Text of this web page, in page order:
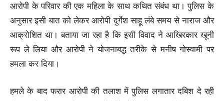
आरोपी के परिवार की एक महिला के साथ कथित संबंध था। पुलिस के
अनुसार इसी बात को लेकर आरोपी दुर्गेश साहू लंबे समय से नाराज और
आक्रोशित था। बताया जा रहा है कि इसी विवाद ने आखिरकार खूनी
रूप ले लिया और आरोपी ने योजनाबद्ध तरीके से मनीष गोस्वामी पर
हमला कर दिया।
हमले के बाद फरार आरोपी की तलाश में पुलिस लगातार दबिश दे रही